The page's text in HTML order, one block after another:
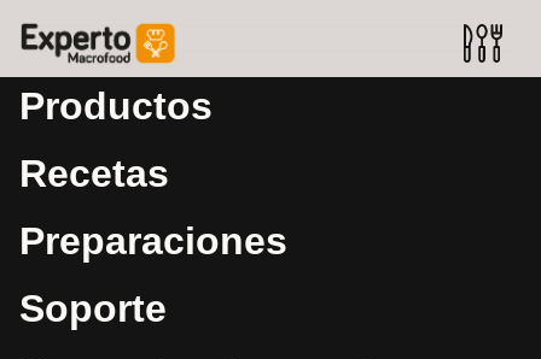
Productos
Recetas
Preparaciones
Soporte